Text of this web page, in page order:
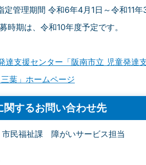
定管理期間 令和6年4月1日～令和11年
時期は、令和10年度予定です。
達支援センター「阪南市立 児童発達
三葉」ホームページ
関するお問い合わせ先
民福祉課 障がいサービス担当